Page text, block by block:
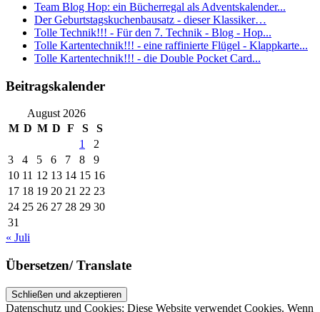
Team Blog Hop: ein Bücherregal als Adventskalender...
Der Geburtstagskuchenbausatz - dieser Klassiker…
Tolle Technik!!! - Für den 7. Technik - Blog - Hop...
Tolle Kartentechnik!!! - eine raffinierte Flügel - Klappkarte...
Tolle Kartentechnik!!! - die Double Pocket Card...
Beitragskalender
August 2026
M D M D F S
S
1
2
3
4 5 6 7 8
9
10 11 12 13 14 15 16
17 18 19 20 21 22 23
24 25 26 27 28 29 30
31
« Juli
Übersetzen/ Translate
Datenschutz und Cookies: Diese Website verwendet Cookies. Wenn